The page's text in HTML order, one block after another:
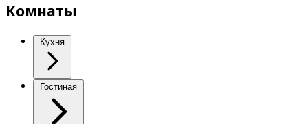
Комнаты
Кухня
Гостиная